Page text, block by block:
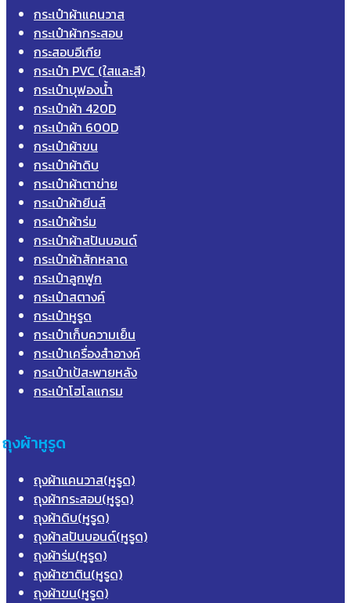
กระเป๋าผ้าแคนวาส
กระเป๋าผ้ากระสอบ
กระสอบอีเกีย
กระเป๋า PVC (ใสและสี)
กระเป๋าบุฟองน้ำ
กระเป๋าผ้า 420D
กระเป๋าผ้า 600D
กระเป๋าผ้าขน
กระเป๋าผ้าดิบ
กระเป๋าผ้าตาข่าย
กระเป๋าผ้ายีนส์
กระเป๋าผ้าร่ม
กระเป๋าผ้าสปันบอนด์
กระเป๋าผ้าสักหลาด
กระเป๋าลูกฟูก
กระเป๋าสตางค์
กระเป๋าหูรูด
กระเป๋าเก็บความเย็น
กระเป๋าเครื่องสำอางค์
กระเป๋าเป้สะพายหลัง
กระเป๋าโฮโลแกรม
ถุงผ้าหูรูด
ถุงผ้าแคนวาส(หูรูด)
ถุงผ้ากระสอบ(หูรูด)
ถุงผ้าดิบ(หูรูด)
ถุงผ้าสปันบอนด์(หูรูด)
ถุงผ้าร่ม(หูรูด)
ถุงผ้าซาติน(หูรูด)
ถุงผ้าขน(หูรูด)